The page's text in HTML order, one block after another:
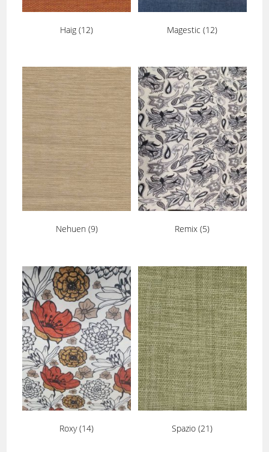
Haig(12) Magestic(12)
Nehuen (9) Remix(5)
Roxy(14) Spazio(21)